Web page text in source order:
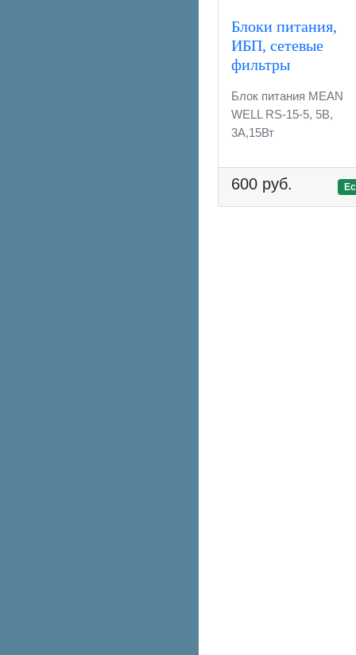
Блоки питания,
ИБП, сетевые
фильтры
Блок питания MEAN
WELL RS-15-5, 5В,
3А,15Вт
600 руб.